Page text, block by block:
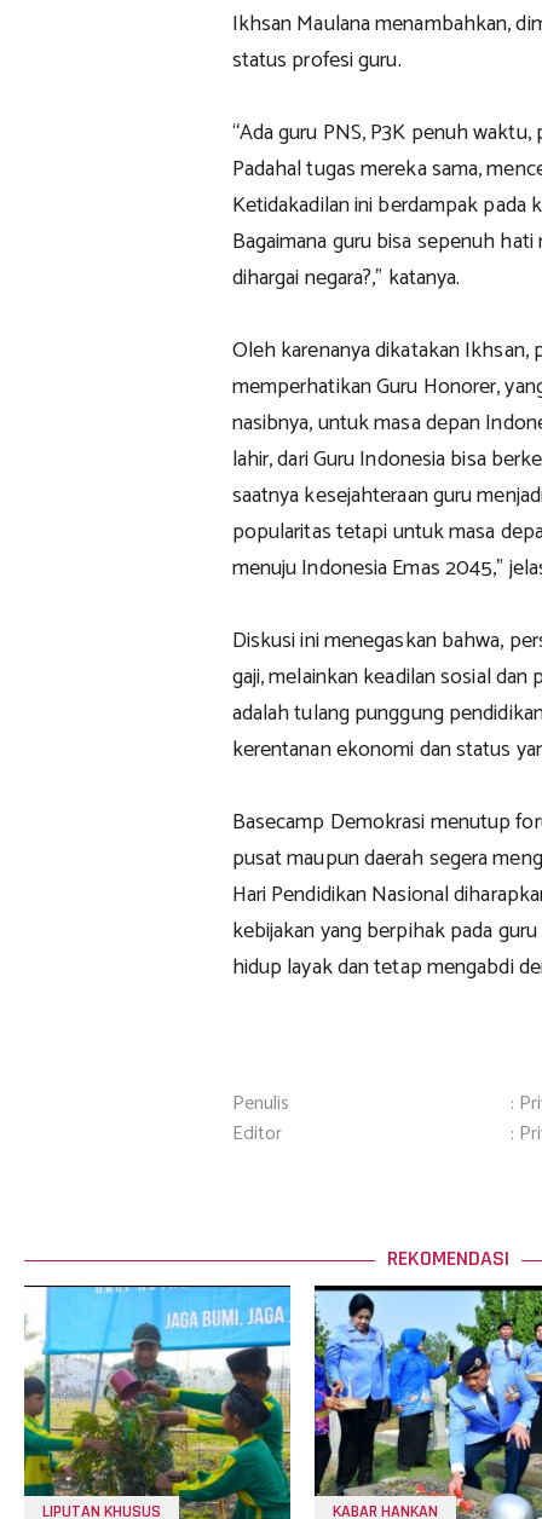
Ikhsan Maulana menambahkan,
status profesi guru.
“Ada guru PNS, P3K penuh
Padahal tugas mereka sama,
Ketidakadilan ini berdampak pada
Bagaimana guru bisa sepenuh
dihargai negara?,” katanya.
Oleh karenanya dikatakan
memperhatikan Guru Honorer,
nasibnya, untuk masa depan
lahir, dari Guru Indonesia bisa
saatnya kesejahteraan guru
popularitas tetapi untuk masa
menuju Indonesia Emas 2045,”
Diskusi ini menegaskan bahwa,
gaji, melainkan keadilan sosial
adalah tulang punggung
kerentanan ekonomi dan status
Basecamp Demokrasi menutup
pusat maupun daerah segera
Hari Pendidikan Nasional
kebijakan yang berpihak pada
hidup layak dan tetap mengabdi
Penulis
:
Editor
:
REKOMENDASI
LIPUTAN KHUSUS KABAR HANKAN